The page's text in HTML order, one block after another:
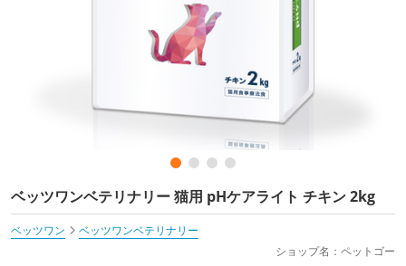
ベッツワンベテリナリー 猫用 pHケアライト チキン 2kg
ベッツワン
ベッツワンベテリナリー
ショップ名：ペットゴー